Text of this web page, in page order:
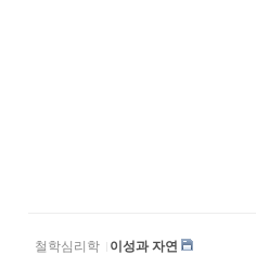
철학심리학
이성과 자연